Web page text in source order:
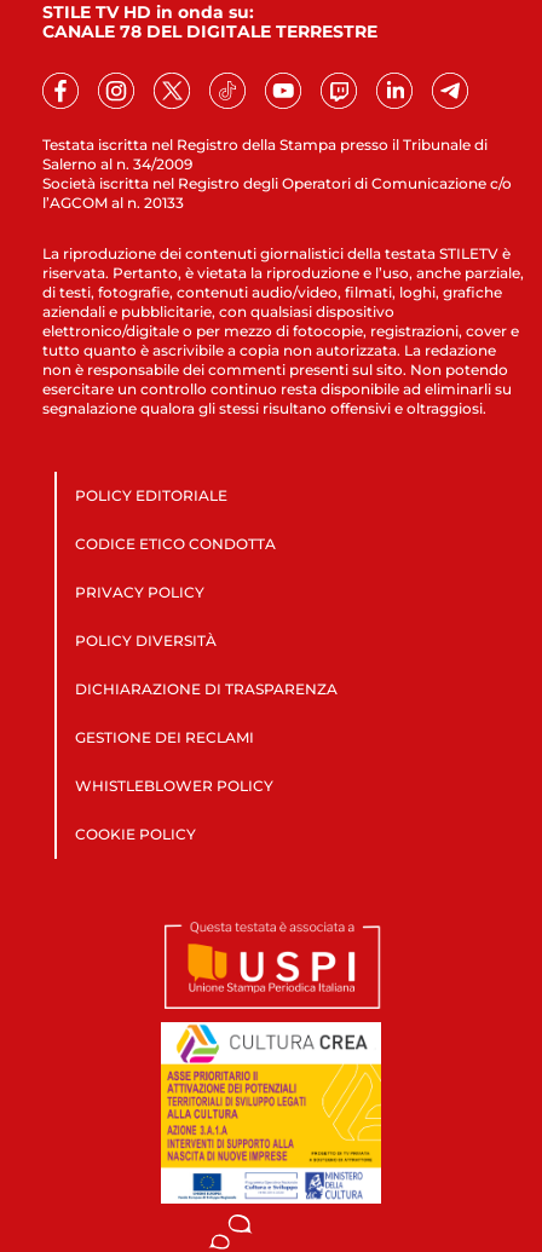
Testata iscritta nel Registro della Stampa presso il Tribunale di
Salerno al n. 34/2009
Società iscritta nel Registro degli Operatori di Comunicazione c/o
l’AGCOM al n. 20133
STILE TV HD in onda su:
CANALE 78 DEL DIGITALE TERRESTRE
La riproduzione dei contenuti giornalistici della testata STILETV è
riservata. Pertanto, è vietata la riproduzione e l’uso, anche parziale,
di testi, fotografie, contenuti audio/video, filmati, loghi, grafiche
aziendali e pubblicitarie, con qualsiasi dispositivo
elettronico/digitale o per mezzo di fotocopie, registrazioni, cover e
tutto quanto è ascrivibile a copia non autorizzata. La redazione
non è responsabile dei commenti presenti sul sito. Non potendo
esercitare un controllo continuo resta disponibile ad eliminarli su
segnalazione qualora gli stessi risultano offensivi e oltraggiosi.
POLICY EDITORIALE
CODICE ETICO CONDOTTA
PRIVACY POLICY
POLICY DIVERSITÀ
DICHIARAZIONE DI TRASPARENZA
GESTIONE DEI RECLAMI
WHISTLEBLOWER POLICY
COOKIE POLICY